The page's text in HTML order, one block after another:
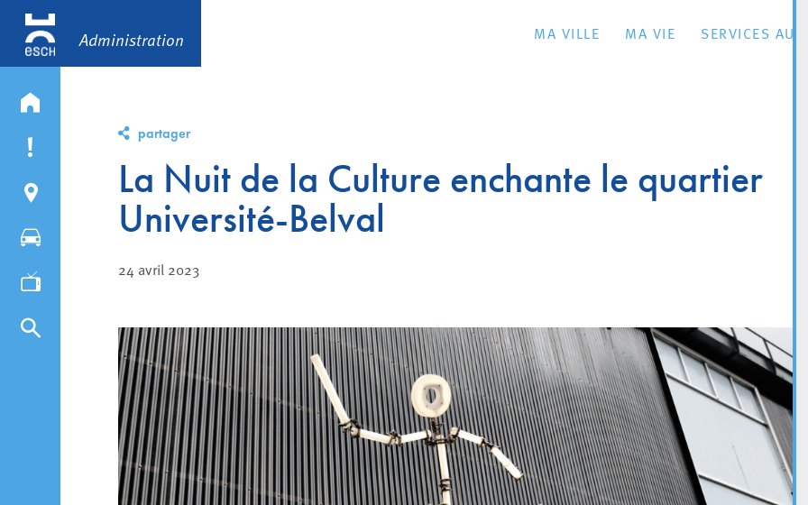
Administration MA VILLE MA VIE SERVICES AU
partager
La Nuit de la Culture enchante le quartier
Université-Belval
24 avril 2023